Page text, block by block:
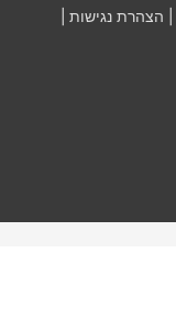
הצהרת נגישות